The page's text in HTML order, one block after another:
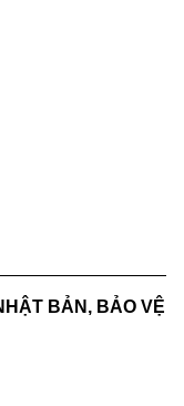
BẢN, BẢO VỆ